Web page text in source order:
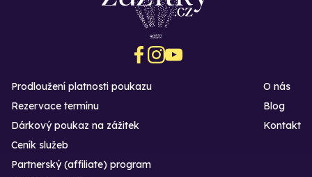
Prodloužení platnosti poukazu
Rezervace termínu
Dárkový poukaz na zážitek
O nás
Blog
Kontakt
Ceník služeb
Partnerský (affiliate) program